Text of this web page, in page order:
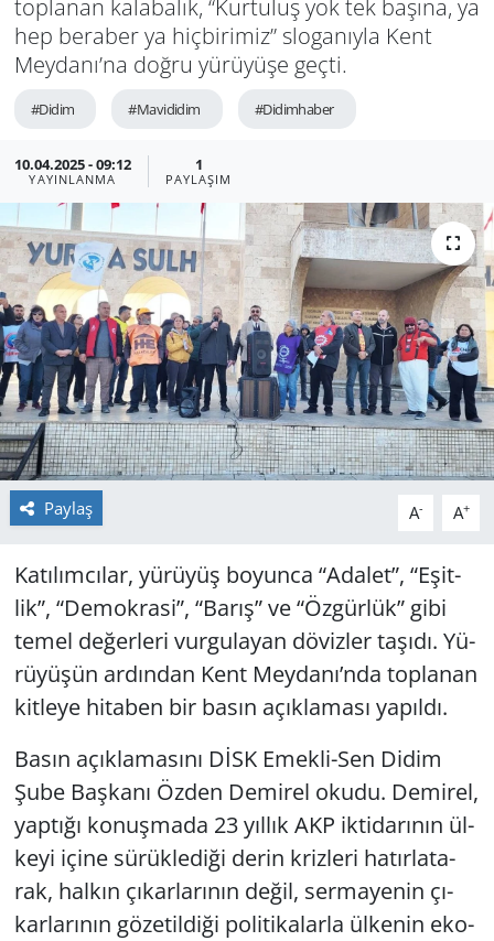
top­la­nan ka­la­ba­lık, “Kur­tu­luş yok tek ba­şı­na, ya
hep be­ra­ber ya hiç­bi­ri­miz” slo­ga­nıy­la Kent
Mey­da­nı’na doğru yü­rü­yü­şe geçti.
#Didim #Mavididim #Didimhaber
10.04.2025 - 09:12
YAYINLANMA
1
PAYLAŞIM
Paylaş A- A+
Ka­tı­lım­cı­lar, yü­rü­yüş bo­yun­ca “Ada­let”, “Eşit­
lik”, “De­mok­ra­si”, “Barış” ve “Öz­gür­lük” gibi
temel de­ğer­le­ri vur­gu­la­yan dö­viz­ler ta­şı­dı. Yü­
rü­yü­şün ar­dın­dan Kent Mey­da­nı’nda top­la­nan
kit­le­ye hi­ta­ben bir basın açık­la­ma­sı ya­pıl­dı.
Basın açık­la­ma­sı­nı DİSK Emek­li-Sen Didim
Şube Baş­ka­nı Özden De­mi­rel okudu. De­mi­rel,
yap­tı­ğı ko­nuş­ma­da 23 yıl­lık AKP ik­ti­da­rı­nın ül­
ke­yi içine sü­rük­le­di­ği derin kriz­le­ri ha­tır­la­ta­
rak, hal­kın çı­kar­la­rı­nın değil, ser­ma­ye­nin çı­
kar­la­rı­nın gö­ze­til­di­ği po­li­ti­ka­lar­la ül­ke­nin eko­
GÜNDEM
KÜLTÜR SANAT
MAGAZİN
POLİTİKA
RESMİ İLANLAR
SAĞLIK
SİYASET
SPOR